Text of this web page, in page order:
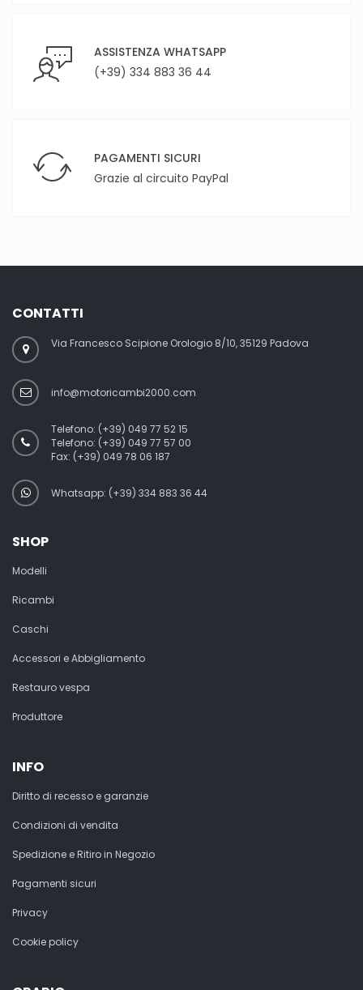
ASSISTENZA WHATSAPP
(+39) 334 883 36 44
PAGAMENTI SICURI
Grazie al circuito PayPal
CONTATTI
Via Francesco Scipione Orologio 8/10, 35129 Padova
info@motoricambi2000.com
Telefono: (+39) 049 77 52 15
Telefono: (+39) 049 77 57 00
Fax: (+39) 049 78 06 187
Whatsapp: (+39) 334 883 36 44
SHOP
Modelli
Ricambi
Caschi
Accessori e Abbigliamento
Restauro vespa
Produttore
INFO
Diritto di recesso e garanzie
Condizioni di vendita
Spedizione e Ritiro in Negozio
Pagamenti sicuri
Privacy
Cookie policy